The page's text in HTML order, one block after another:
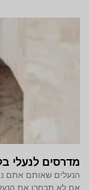
מדרסים לנעלי
הנעלים שאותם אתם
אם לא תבחרו את